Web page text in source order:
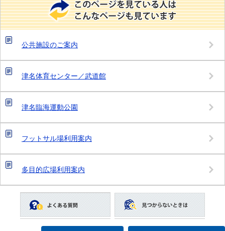
公共施設のご案内
津名体育センター／武道館
津名臨海運動公園
フットサル場利用案内
多目的広場利用案内